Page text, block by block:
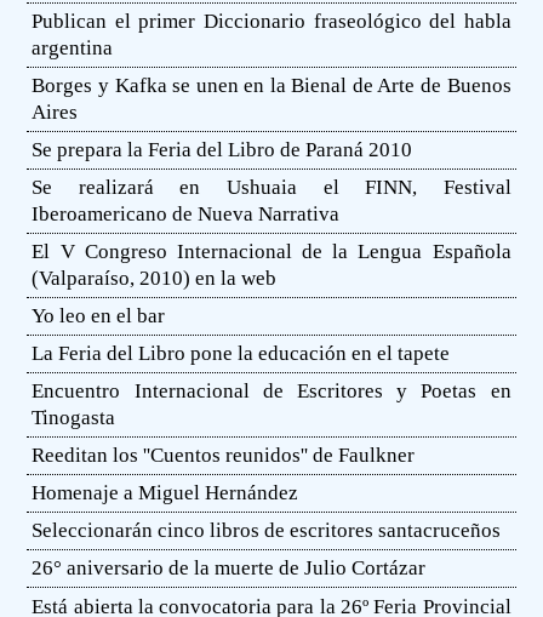
Publican el primer Diccionario fraseológico del habla
argentina
Borges y Kafka se unen en la Bienal de Arte de Buenos
Aires
Se prepara la Feria del Libro de Paraná 2010
Se realizará en Ushuaia el FINN, Festival
Iberoamericano de Nueva Narrativa
El V Congreso Internacional de la Lengua Española
(Valparaíso, 2010) en la web
Yo leo en el bar
La Feria del Libro pone la educación en el tapete
Encuentro Internacional de Escritores y Poetas en
Tinogasta
Reeditan los ''Cuentos reunidos'' de Faulkner
Homenaje a Miguel Hernández
Seleccionarán cinco libros de escritores santacruceños
26° aniversario de la muerte de Julio Cortázar
Está abierta la convocatoria para la 26º Feria Provincial